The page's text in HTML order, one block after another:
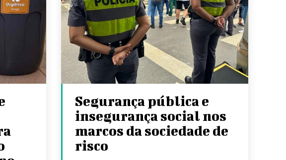
Segurança pública e
insegurança social nos
marcos da sociedade de
risco